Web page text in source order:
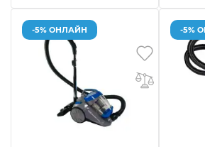
-5% ОНЛАЙН -5%